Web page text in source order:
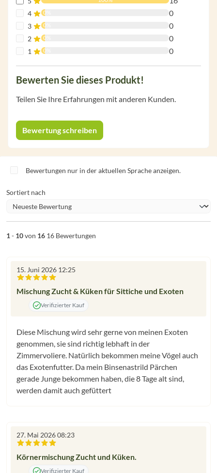
4 0% 0
3 0% 0
2 0% 0
1 0% 0
Bewerten Sie dieses Produkt!
Teilen Sie Ihre Erfahrungen mit anderen Kunden.
Bewertung schreiben
Bewertungen nur in der aktuellen Sprache anzeigen.
Sortiert nach
1 - 10von 16 16 Bewertungen
15. Juni 2026 12:25
Mischung Zucht & Küken für Sittiche und Exoten
Verifizierter Kauf
Diese Mischung wird sehr gerne von meinen Exoten
genommen, sie sind richtig lebhaft in der
Zimmervoliere. Natürlich bekommen meine Vögel auch
das Exotenfutter. Da mein Binsenastrild Pärchen
gerade Junge bekommen haben, die 8 Tage alt sind,
werden damit auch gefüttert
27. Mai 2026 08:23
Körnermischung Zucht und Küken.
Verifizierter Kauf